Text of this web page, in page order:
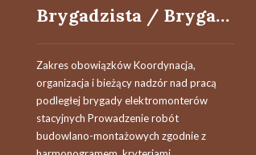
Brygadzista / Brygadzistka brygady elektromonterów stacyjnych
Zakres obowiązków Koordynacja,
organizacja i bieżący nadzór nad pracą
podległej brygady elektromonterów
stacyjnych Prowadzenie robót
budowlano-montażowych zgodnie z